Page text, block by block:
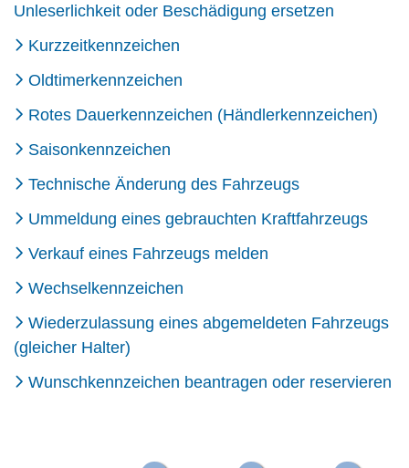
Unleserlichkeit oder Beschädigung ersetzen
Kurzzeitkennzeichen
Oldtimerkennzeichen
Rotes Dauerkennzeichen (Händlerkennzeichen)
Saisonkennzeichen
Technische Änderung des Fahrzeugs
Ummeldung eines gebrauchten Kraftfahrzeugs
Verkauf eines Fahrzeugs melden
Wechselkennzeichen
Wiederzulassung eines abgemeldeten Fahrzeugs
(gleicher Halter)
Wunschkennzeichen beantragen oder reservieren